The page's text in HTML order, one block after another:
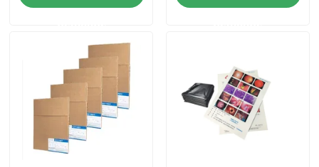
Tous les cas
X médical Ray Film
Jet d'encre X Ray Film
Laser X Ray Film